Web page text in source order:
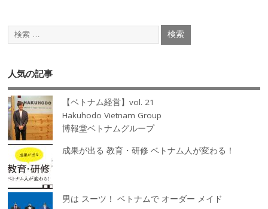
人気の記事
【ベトナム経営】vol. 21
Hakuhodo Vietnam Group
博報堂ベトナムグループ
成果が出る 教育・研修 ベトナム人が変わる！
男は スーツ！ ベトナムで オーダー メイド